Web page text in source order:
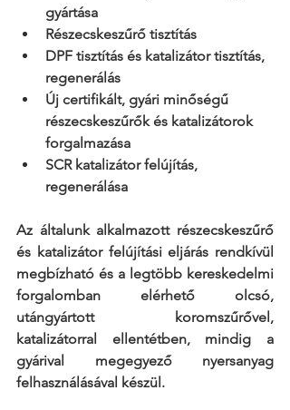
gyártása
Részecskeszűrő tisztítás
DPF tisztítás és katalizátor tisztítás,
regenerálás
Új certifikált, gyári minőségű
részecskeszűrők és katalizátorok
forgalmazása
SCR katalizátor felújítás,
regenerálása
Az általunk alkalmazott részecskeszűrő
és katalizátor felújítási eljárás rendkívül
megbízható és a legtöbb kereskedelmi
forgalomban elérhető olcsó,
utángyártott koromszűrővel,
katalizátorral ellentétben, mindig a
gyárival megegyező nyersanyag
felhasználásával készül.